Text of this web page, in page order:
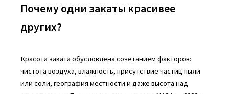
Почему одни закаты красивее
других?
Красота заката обусловлена сочетанием факторов:
чистота воздуха, влажность, присутствие частиц пыли
или соли, география местности и даже высота над